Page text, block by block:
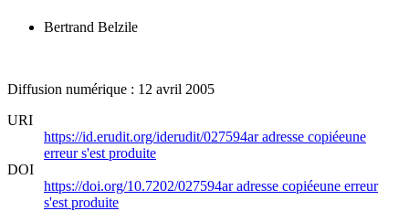
Bertrand Belzile
Diffusion numérique : 12 avril 2005
URI
https://id.erudit.org/iderudit/027594aradresse copiéeune
erreur s'est produite
DOI
https://doi.org/10.7202/027594aradresse copiéeune erreur
s'est produite